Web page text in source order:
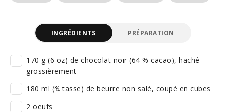
INGRÉDIENTS PRÉPARATION
170 g (6 oz) de chocolat noir (64 % cacao), haché
grossièrement
180 ml (¾ tasse) de beurre non salé, coupé en cubes
2 oeufs